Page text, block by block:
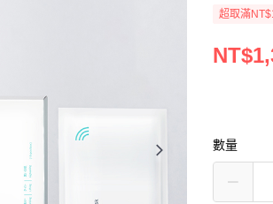
超取滿
數量